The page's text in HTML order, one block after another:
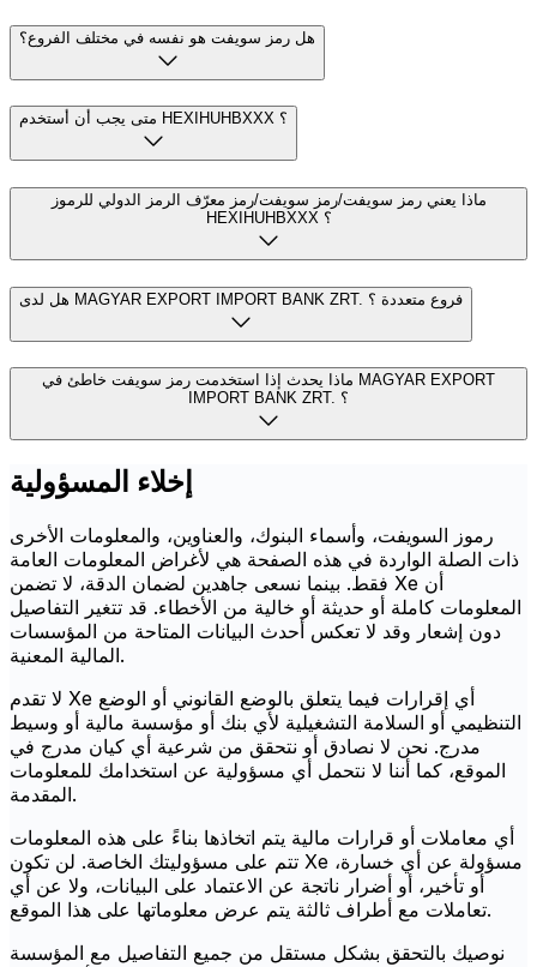
هل رمز سويفت هو نفسه في مختلف الفروع؟
متى يجب أن أستخدم HEXIHUHBXXX ؟
ماذا يعني رمز سويفت/رمز سويفت/رمز معرّف الرمز الدولي للرموز
HEXIHUHBXXX ؟
هل لدى MAGYAR EXPORT IMPORT BANK ZRT. فروع متعددة ؟
ماذا يحدث إذا استخدمت رمز سويفت خاطئ في MAGYAR EXPORT
IMPORT BANK ZRT. ؟
إخلاء المسؤولية
رموز السويفت، وأسماء البنوك، والعناوين، والمعلومات الأخرى
ذات الصلة الواردة في هذه الصفحة هي لأغراض المعلومات العامة
فقط. بينما نسعى جاهدين لضمان الدقة، لا تضمن Xe أن
المعلومات كاملة أو حديثة أو خالية من الأخطاء. قد تتغير التفاصيل
دون إشعار وقد لا تعكس أحدث البيانات المتاحة من المؤسسات
المالية المعنية.
لا تقدم Xe أي إقرارات فيما يتعلق بالوضع القانوني أو الوضع
التنظيمي أو السلامة التشغيلية لأي بنك أو مؤسسة مالية أو وسيط
مدرج. نحن لا نصادق أو نتحقق من شرعية أي كيان مدرج في
الموقع، كما أننا لا نتحمل أي مسؤولية عن استخدامك للمعلومات
المقدمة.
أي معاملات أو قرارات مالية يتم اتخاذها بناءً على هذه المعلومات
تتم على مسؤوليتك الخاصة. لن تكون Xe مسؤولة عن أي خسارة،
أو تأخير، أو أضرار ناتجة عن الاعتماد على البيانات، ولا عن أي
تعاملات مع أطراف ثالثة يتم عرض معلوماتها على هذا الموقع.
نوصيك بالتحقق بشكل مستقل من جميع التفاصيل مع المؤسسة